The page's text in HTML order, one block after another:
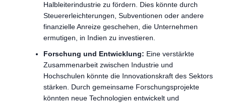
Halbleiterindustrie zu fördern. Dies könnte durch
Steuererleichterungen, Subventionen oder andere
finanzielle Anreize geschehen, die Unternehmen
ermutigen, in Indien zu investieren.
Forschung und Entwicklung: Eine verstärkte
Zusammenarbeit zwischen Industrie und
Hochschulen könnte die Innovationskraft des Sektors
stärken. Durch gemeinsame Forschungsprojekte
könnten neue Technologien entwickelt und